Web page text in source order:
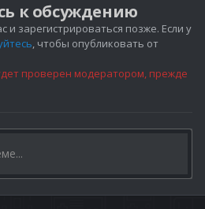
к обсуждению
и зарегистрироваться позже. Если у
, чтобы опубликовать от
проверен модератором, прежде